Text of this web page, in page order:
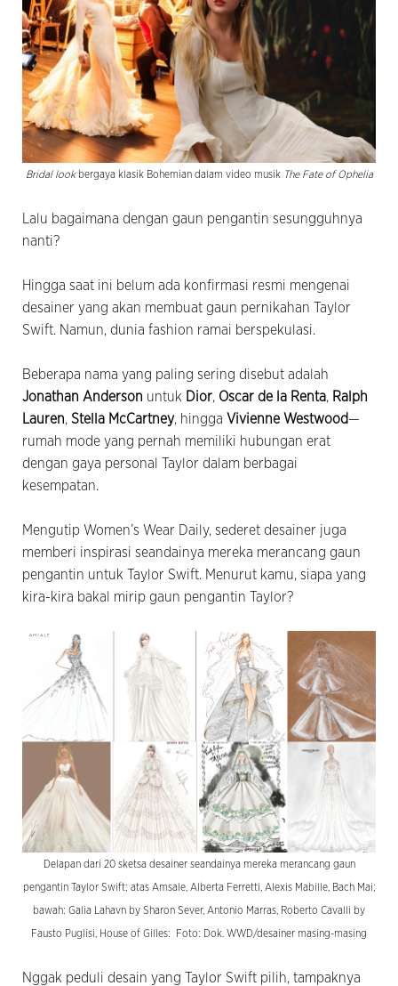
Bridal lookbergaya klasik Bohemian dalam video musik The Fate of Ophelia
Lalu bagaimana dengan gaun pengantin sesungguhnya
nanti?
Hingga saat ini belum ada konfirmasi resmi mengenai
desainer yang akan membuat gaun pernikahan Taylor
Swift. Namun, dunia fashion ramai berspekulasi.
Beberapa nama yang paling sering disebut adalah
Jonathan Anderson untuk Dior, Oscar de la Renta, Ralph
Lauren, Stella McCartney, hingga Vivienne Westwood—
rumah mode yang pernah memiliki hubungan erat
dengan gaya personal Taylor dalam berbagai
kesempatan.
Mengutip Women’s Wear Daily, sederet desainer juga
memberi inspirasi seandainya mereka merancang gaun
pengantin untuk Taylor Swift. Menurut kamu, siapa yang
kira-kira bakal mirip gaun pengantin Taylor?
Delapan dari 20 sketsa desainer seandainya mereka merancang gaun
pengantin Taylor Swift; atas Amsale, Alberta Ferretti, Alexis Mabille, Bach Mai;
bawah: Galia Lahavn by Sharon Sever, Antonio Marras, Roberto Cavalli by
Fausto Puglisi, House of Gilles: Foto: Dok. WWD/desainer masing-masing
Nggak peduli desain yang Taylor Swift pilih, tampaknya